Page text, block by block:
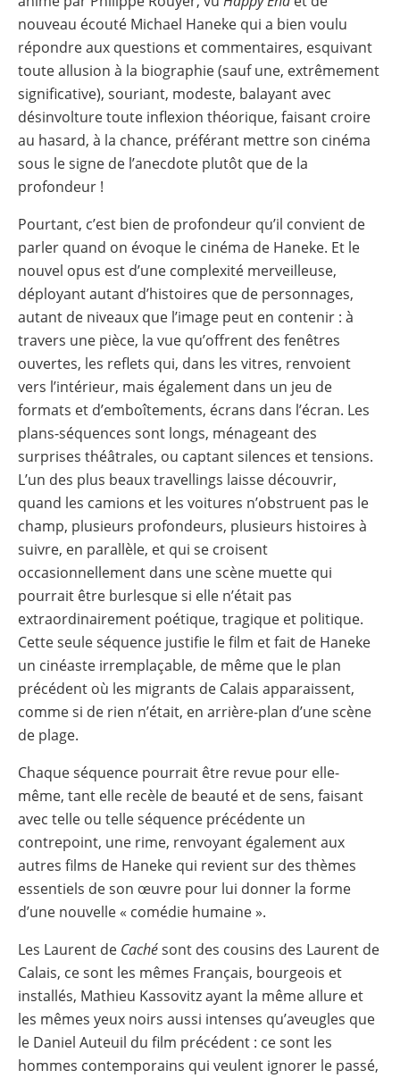
nouveau écouté Michael Haneke qui a bien voulu
répondre aux questions et commentaires, esquivant
toute allusion à la biographie (sauf une, extrêmement
significative), souriant, modeste, balayant avec
désinvolture toute inflexion théorique, faisant croire
au hasard, à la chance, préférant mettre son cinéma
sous le signe de l’anecdote plutôt que de la
profondeur !
Pourtant, c’est bien de profondeur qu’il convient de
parler quand on évoque le cinéma de Haneke. Et le
nouvel opus est d’une complexité merveilleuse,
déployant autant d’histoires que de personnages,
autant de niveaux que l’image peut en contenir : à
travers une pièce, la vue qu’offrent des fenêtres
ouvertes, les reflets qui, dans les vitres, renvoient
vers l’intérieur, mais également dans un jeu de
formats et d’emboîtements, écrans dans l’écran. Les
plans-séquences sont longs, ménageant des
surprises théâtrales, ou captant silences et tensions.
L’un des plus beaux travellings laisse découvrir,
quand les camions et les voitures n’obstruent pas le
champ, plusieurs profondeurs, plusieurs histoires à
suivre, en parallèle, et qui se croisent
occasionnellement dans une scène muette qui
pourrait être burlesque si elle n’était pas
extraordinairement poétique, tragique et politique.
Cette seule séquence justifie le film et fait de Haneke
un cinéaste irremplaçable, de même que le plan
précédent où les migrants de Calais apparaissent,
comme si de rien n’était, en arrière-plan d’une scène
de plage.
Chaque séquence pourrait être revue pour elle-
même, tant elle recèle de beauté et de sens, faisant
avec telle ou telle séquence précédente un
contrepoint, une rime, renvoyant également aux
autres films de Haneke qui revient sur des thèmes
essentiels de son œuvre pour lui donner la forme
d’une nouvelle « comédie humaine ».
Les Laurent de Cachésont des cousins des Laurent de
Calais, ce sont les mêmes Français, bourgeois et
installés, Mathieu Kassovitz ayant la même allure et
les mêmes yeux noirs aussi intenses qu’aveugles que
le Daniel Auteuil du film précédent : ce sont les
hommes contemporains qui veulent ignorer le passé,